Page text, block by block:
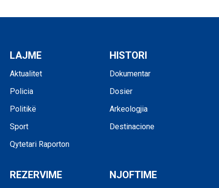
LAJME
Aktualitet
Policia
Politikë
Sport
Qytetari Raporton
HISTORI
Dokumentar
Dosier
Arkeologjia
Destinacione
REZERVIME NJOFTIME